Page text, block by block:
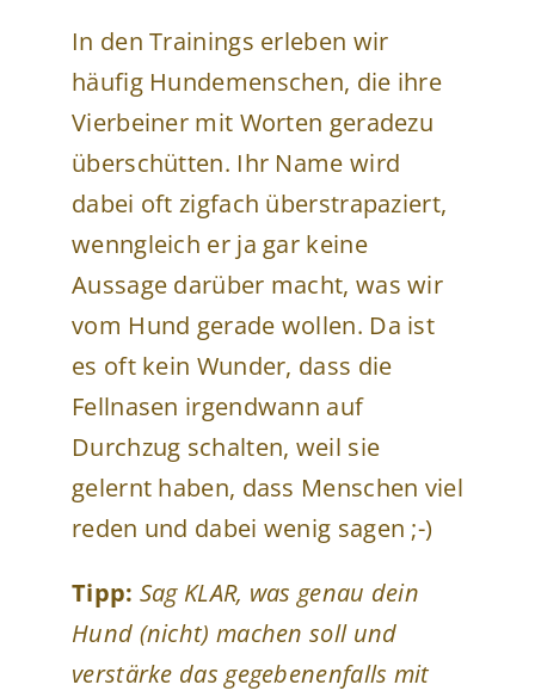
In den Trainings erleben wir
häufig Hundemenschen, die ihre
Vierbeiner mit Worten geradezu
überschütten. Ihr Name wird
dabei oft zigfach überstrapaziert,
wenngleich er ja gar keine
Aussage darüber macht, was wir
vom Hund gerade wollen. Da ist
es oft kein Wunder, dass die
Fellnasen irgendwann auf
Durchzug schalten, weil sie
gelernt haben, dass Menschen viel
reden und dabei wenig sagen ;-)
Tipp: Sag KLAR, was genau dein
Hund (nicht) machen soll und
verstärke das gegebenenfalls mit